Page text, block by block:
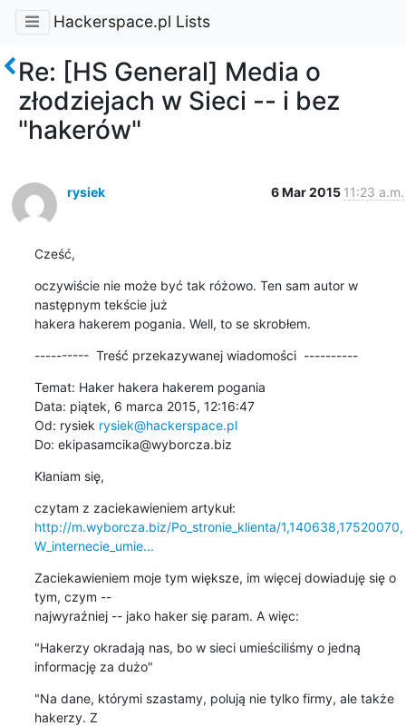
Hackerspace.pl Lists
Re: [HS General] Media o
złodziejach w Sieci -- i bez
"hakerów"
rysiek 6 Mar 2015 11:23 a.m.
Cześć,
oczywiście nie może być tak różowo. Ten sam autor w
następnym tekście już
hakera hakerem pogania. Well, to se skrobłem.
----------  Treść przekazywanej wiadomości  ----------
Temat: Haker hakera hakerem pogania
Data: piątek, 6 marca 2015, 12:16:47
Od: rysiek rysiek@hackerspace.pl
Do: ekipasamcika@wyborcza.biz
Kłaniam się,
http://m.wyborcza.biz/Po_stronie_klienta/1,140638,17520070,
W_internecie_umie...
Zaciekawieniem moje tym większe, im więcej dowiaduję się o
tym, czym --
najwyraźniej -- jako haker się param. A więc:
"Hakerzy okradają nas, bo w sieci umieściliśmy o jedną
informację za dużo"
"Na dane, którymi szastamy, polują nie tylko firmy, ale także
hakerzy. Z